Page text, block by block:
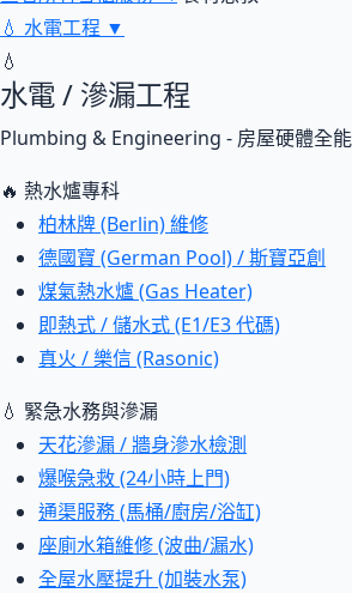
💧 水電工程 ▼
💧
水電 / 滲漏工程
Plumbing & Engineering - 房屋硬體全
🔥 熱水爐專科
柏林牌 (Berlin) 維修
德國寶 (German Pool) / 斯寶亞創
煤氣熱水爐 (Gas Heater)
即熱式 / 儲水式 (E1/E3 代碼)
真火 / 樂信 (Rasonic)
💧 緊急水務與滲漏
天花滲漏 / 牆身滲水檢測
爆喉急救 (24小時上門)
通渠服務 (馬桶/廚房/浴缸)
座廁水箱維修 (波曲/漏水)
全屋水壓提升 (加裝水泵)